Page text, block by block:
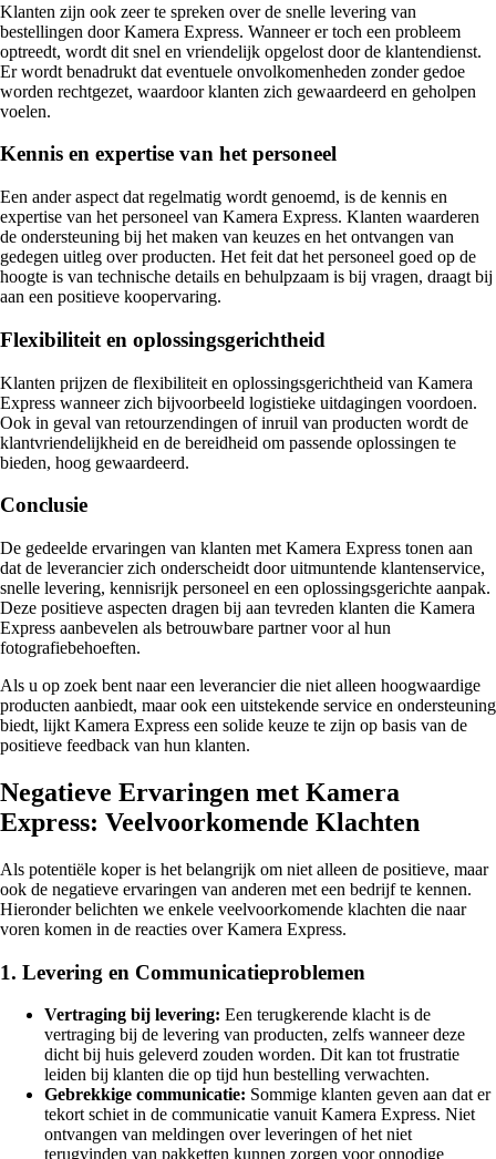
Klanten zijn ook zeer te spreken over de snelle levering van
bestellingen door Kamera Express. Wanneer er toch een probleem
optreedt, wordt dit snel en vriendelijk opgelost door de klantendienst.
Er wordt benadrukt dat eventuele onvolkomenheden zonder gedoe
worden rechtgezet, waardoor klanten zich gewaardeerd en geholpen
voelen.
Kennis en expertise van het personeel
Een ander aspect dat regelmatig wordt genoemd, is de kennis en
expertise van het personeel van Kamera Express. Klanten waarderen
de ondersteuning bij het maken van keuzes en het ontvangen van
gedegen uitleg over producten. Het feit dat het personeel goed op de
hoogte is van technische details en behulpzaam is bij vragen, draagt bij
aan een positieve koopervaring.
Flexibiliteit en oplossingsgerichtheid
Klanten prijzen de flexibiliteit en oplossingsgerichtheid van Kamera
Express wanneer zich bijvoorbeeld logistieke uitdagingen voordoen.
Ook in geval van retourzendingen of inruil van producten wordt de
klantvriendelijkheid en de bereidheid om passende oplossingen te
bieden, hoog gewaardeerd.
Conclusie
De gedeelde ervaringen van klanten met Kamera Express tonen aan
dat de leverancier zich onderscheidt door uitmuntende klantenservice,
snelle levering, kennisrijk personeel en een oplossingsgerichte aanpak.
Deze positieve aspecten dragen bij aan tevreden klanten die Kamera
Express aanbevelen als betrouwbare partner voor al hun
fotografiebehoeften.
Als u op zoek bent naar een leverancier die niet alleen hoogwaardige
producten aanbiedt, maar ook een uitstekende service en ondersteuning
biedt, lijkt Kamera Express een solide keuze te zijn op basis van de
positieve feedback van hun klanten.
Negatieve Ervaringen met Kamera
Express: Veelvoorkomende Klachten
Als potentiële koper is het belangrijk om niet alleen de positieve, maar
ook de negatieve ervaringen van anderen met een bedrijf te kennen.
Hieronder belichten we enkele veelvoorkomende klachten die naar
voren komen in de reacties over Kamera Express.
1. Levering en Communicatieproblemen
Vertraging bij levering: Een terugkerende klacht is de
vertraging bij de levering van producten, zelfs wanneer deze
dicht bij huis geleverd zouden worden. Dit kan tot frustratie
leiden bij klanten die op tijd hun bestelling verwachten.
Gebrekkige communicatie: Sommige klanten geven aan dat er
tekort schiet in de communicatie vanuit Kamera Express. Niet
ontvangen van meldingen over leveringen of het niet
terugvinden van pakketten kunnen zorgen voor onnodige